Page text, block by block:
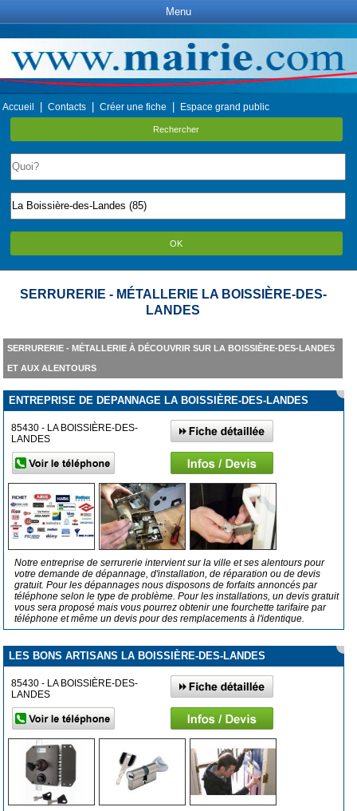
Menu
Accueil Contacts Créer une fiche Espace grand public
Rechercher
OK
SERRURERIE - MÉTALLERIE LA BOISSIÈRE-DES-
LANDES
SERRURERIE - MÉTALLERIE À DÉCOUVRIR SUR LA BOISSIÈRE-DES-LANDES
ET AUX ALENTOURS
ENTREPRISE DE DEPANNAGE LA BOISSIÈRE-DES-LANDES
85430 - LA BOISSIÈRE-DES-
LANDES
Notre entreprise de serrurerie intervient sur la ville et ses alentours pour
votre demande de dépannage, d'installation, de réparation ou de devis
gratuit. Pour les dépannages nous disposons de forfaits annoncés par
téléphone selon le type de problème. Pour les installations, un devis gratuit
vous sera proposé mais vous pourrez obtenir une fourchette tarifaire par
téléphone et même un devis pour des remplacements à l'identique.
LES BONS ARTISANS LA BOISSIÈRE-DES-LANDES
85430 - LA BOISSIÈRE-DES-
LANDES